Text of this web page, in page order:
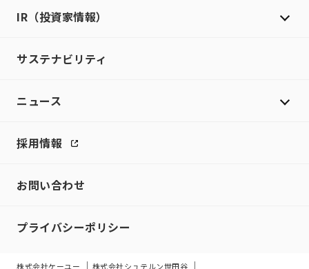
IR（投資家情報）
サステナビリティ
ニュース
採用情報
お問い合わせ
プライバシーポリシー
株式会社ケーユー 株式会社シュテルン世田谷